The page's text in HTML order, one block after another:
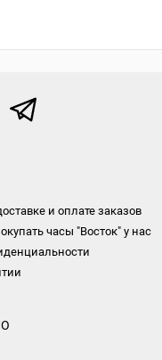
и оплате заказов
часы "Восток" у нас